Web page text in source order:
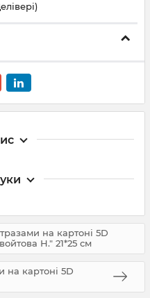
на картоні 5D
Н." 21*25 см
на картоні 5D